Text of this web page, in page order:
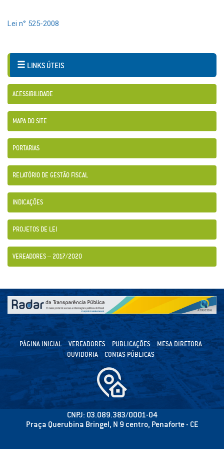
Lei n° 525-2008
LINKS ÚTEIS
ACESSIBILIDADE
MAPA DO SITE
PORTARIAS
RELATÓRIO DE GESTÃO FISCAL
INDICAÇÕES
PROJETOS DE LEI
VEREADORES – 2017/2020
PÁGINA INICIAL VEREADORES PUBLICAÇÕES
MESA DIRETORA
OUVIDORIA
CONTAS PÚBLICAS
CNPJ: 03.089.383/0001-04
Praça Querubina Bringel, N 9 centro, Penaforte - CE